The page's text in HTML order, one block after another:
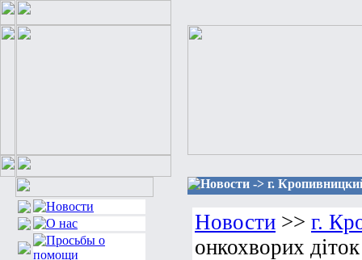
Новости -> г.
Новости >> г.
онкохворих